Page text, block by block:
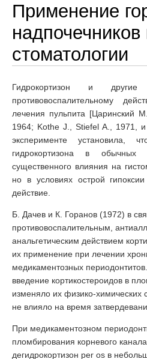
Применение
надпочечников
стоматологии
Гидрокортизон и другие
противовоспалительному
лечения пульпита [Царинский
1964; Kothe J., Stiefel А., 1971,
эксперименте установила,
гидрокортизона в обычных
существенного влияния на
но в условиях острой
действие.
Б. Дачев и К. Горанов (1972) в
противовоспалительным,
анальгетическим действием
их применение при лечении
медикаментозных
введение кортикостероидов в
изменяло их физико-химических
не влияло на время
При медикаментозном
пломбирования корневого
дегидрокортизон per os в